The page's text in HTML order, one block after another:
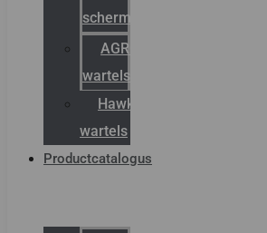
schermstromen
AGRO
wartels
Hawke
wartels
Productcatalogus